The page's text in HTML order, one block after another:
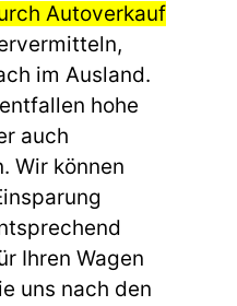
Autoverkauf
im Ausland.
hohe
auch
Wir können
Ihren Wagen
uns nach den